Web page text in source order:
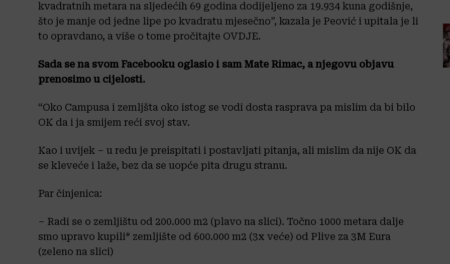
kvadratnih metara na sljedećih 69 godina dodijeljeno za 19.934 kuna godišnje,
što je manje od jedne lipe po kvadratu mjesečno”, kazala je Peović i upitala je li
to opravdano, a više o tome pročitajte OVDJE.
Sada se na svom Facebooku oglasio i sam Mate Rimac, a njegovu objavu
prenosimo u cijelosti.
“Oko Campusa i zemljšta oko istog se vodi dosta rasprava pa mislim da bi bilo
OK da i ja smijem reći svoj stav.
Kao i uvijek – u redu je preispitati i postavljati pitanja, ali mislim da nije OK da
se kleveće i laže, bez da se uopće pita drugu stranu.
Par činjenica:
– Radi se o zemljištu od 200.000 m2 (plavo na slici). Točno 1000 metara dalje
smo upravo kupili* zemljište od 600.000 m2 (3x veće) od Plive za 3M Eura
(zeleno na slici)